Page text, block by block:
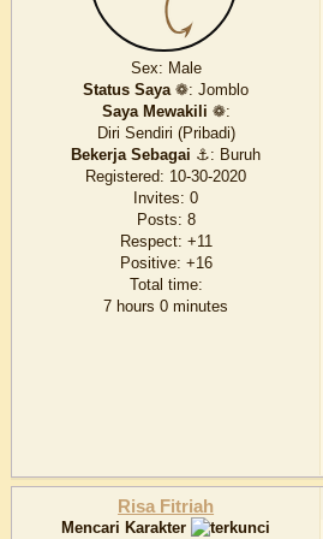
Sex: Male
Status Saya ❁: Jomblo
Saya Mewakili ❁:
Diri Sendiri (Pribadi)
Bekerja Sebagai ⚓: Buruh
Registered: 10-30-2020
Invites: 0
Posts: 8
Respect: +11
Positive: +16
Total time:
7 hours 0 minutes
Risa Fitriah
Mencari Karakter